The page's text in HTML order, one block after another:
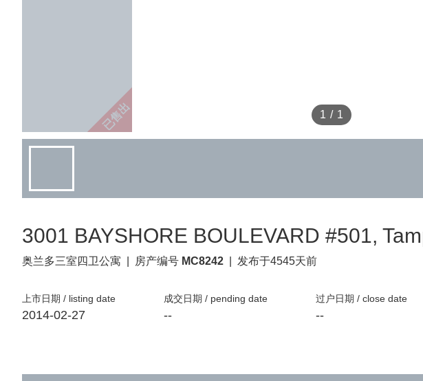
1 / 1
已售出
3001 BAYSHORE BOULEVARD #501,
奥兰多三室四卫公寓 房产编号 MC8242 发布于4545天前
上市日期 / listing date
2014-02-27
成交日期 / pending date
--
过户日期 / close date
--